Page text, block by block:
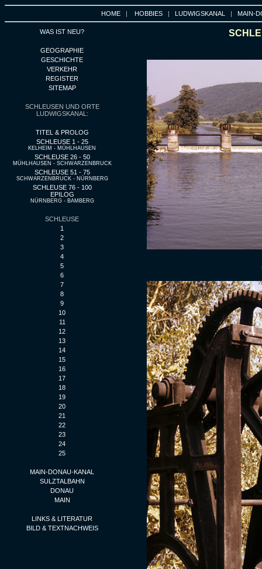
HOME | HOBBIES | LUDWIGSKANAL | MAIN-
WAS IST NEU?
GEOGRAPHIE
GESCHICHTE
VERKEHR
REGISTER
SITEMAP
SCHLEUSEN UND ORTE
LUDWIGSKANAL:
TITEL & PROLOG
SCHLEUSE 1 - 25
KELHEIM - MÜHLHAUSEN
SCHLEUSE 26 - 50
MÜHLHAUSEN - SCHWARZENBRUCK
SCHLEUSE 51 - 75
SCHWARZENBRUCK - NÜRNBERG
SCHLEUSE 76 - 100
EPILOG
NÜRNBERG - BAMBERG
SCHLEUSE
1
2
3
4
5
6
7
8
9
10
11
12
13
14
15
16
17
18
19
20
21
22
23
24
25
MAIN-DONAU-KANAL
SULZTALBAHN
DONAU
MAIN
LINKS & LITERATUR
BILD & TEXTNACHWEIS